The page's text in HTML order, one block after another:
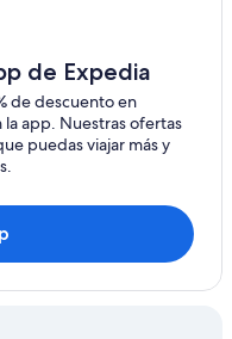
de Expedia
de descuento en
la app. Nuestras ofertas
puedas viajar más y